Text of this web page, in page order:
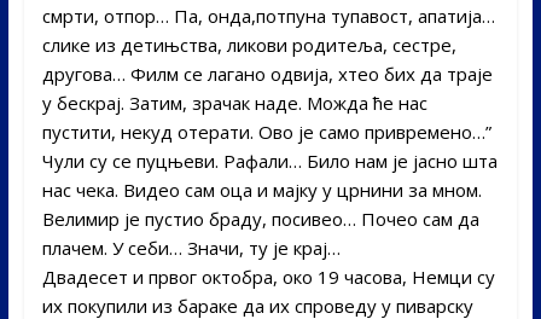
смрти, отпор… Па, онда,потпуна тупавост, апатија…
слике из детињства, ликови родитеља, сестре,
другова… Филм се лагано одвија, хтео бих да траје
у бескрај. Затим, зрачак наде. Можда ће нас
пустити, некуд отерати. Ово је само привремено…”
Чули су се пуцњеви. Рафали… Било нам је јасно шта
нас чека. Видео сам оца и мајку у црнини за мном.
Велимир је пустио браду, посивео… Почео сам да
плачем. У себи… Значи, ту је крај…
Двадесет и првог октобра, око 19 часова, Немци су
их покупили из бараке да их спроведу у пиварску